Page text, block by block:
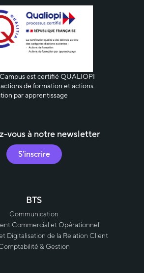
est certifié QUALIOPI
de formation et actions
par apprentissage
vous à notre newsletter
S'inscrire
BTS
Communication
Commercial et Opérationnel
Digitalisation de la Relation Client
& Gestion